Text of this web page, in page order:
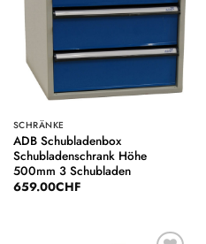
SCHRÄNKE
ADB Schubladenbox
Schubladenschrank Höhe
500mm 3 Schubladen
659.00CHF